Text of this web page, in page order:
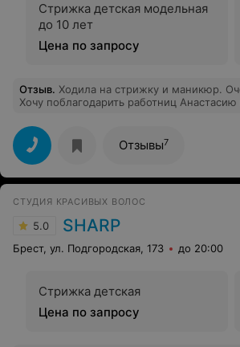
Стрижка детская модельная
до 10 лет
Цена по запросу
Отзыв. Ходила на стрижку и маникюр.
Хочу поблагодарить работниц
Отзывы7
СТУДИЯ КРАСИВЫХ ВОЛОС
5.0 SHARP
Брест, ул. Подгородская, 173 до 20:00
Стрижка детская
Цена по запросу